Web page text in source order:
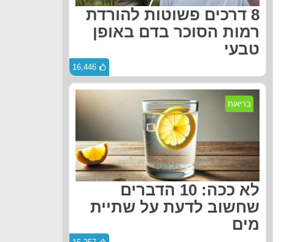
8 דרכים פשוטות להורדת
רמות הסוכר בדם באופן
טבעי
16,446
בריאות
לא ככה: 10 הדברים
שחשוב לדעת על שתיית
מים